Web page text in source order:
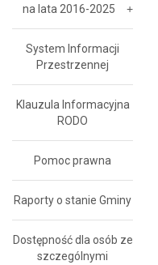
na lata 2016-2025
System Informacji
Przestrzennej
Klauzula Informacyjna
RODO
Pomoc prawna
Raporty o stanie Gminy
Dostępność dla osób ze
szczególnymi